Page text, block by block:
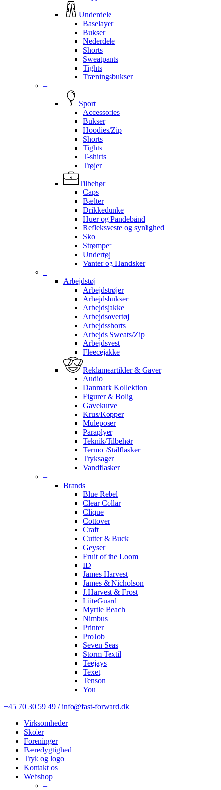
Underdele
Baselayer
Bukser
Nederdele
Shorts
Sweatpants
Tights
Træningsbukser
–
Sport
Accessories
Bukser
Hoodies/Zip
Shorts
Tights
T-shirts
Trøjer
Tilbehør
Caps
Bælter
Drikkedunke
Huer og Pandebånd
Refleksveste og synlighed
Sko
Strømper
Undertøj
Vanter og Handsker
–
Arbejdstøj
Arbejdstrøjer
Arbejdsbukser
Arbejdsjakke
Arbejdsovertøj
Arbejdsshorts
Arbejds Sweats/Zip
Arbejdsvest
Fleecejakke
Reklameartikler & Gaver
Audio
Danmark Kollektion
Figurer & Bolig
Gavekurve
Krus/Kopper
Muleposer
Paraplyer
Teknik/Tilbehør
Termo-/Stålflasker
Tryksager
Vandflasker
–
Brands
Blue Rebel
Clear Collar
Clique
Cottover
Craft
Cutter & Buck
Geyser
Fruit of the Loom
ID
James Harvest
James & Nicholson
J.Harvest & Frost
LiiteGuard
Myrtle Beach
Nimbus
Printer
ProJob
Seven Seas
Storm Textil
Teejays
Texet
Tenson
You
+45 70 30 59 49 / info@fast-forward.dk
Virksomheder
Skoler
Foreninger
Bæredygtighed
Tryk og logo
Kontakt os
Webshop
–